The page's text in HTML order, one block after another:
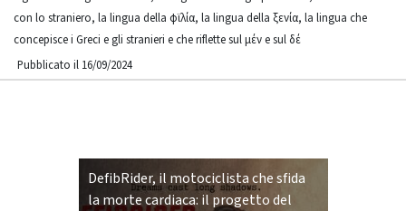
con lo straniero, la lingua della φϊλία, la lingua della ξενία, la lingua che
concepisce i Greci e gli stranieri e che riflette sul μέν e sul δέ
Pubblicato il 16/09/2024
DefibRider, il motociclista che sfida
la morte cardiaca: il progetto del